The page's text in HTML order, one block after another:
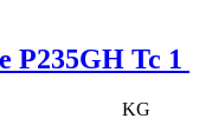
P235GH Tc 1
KG